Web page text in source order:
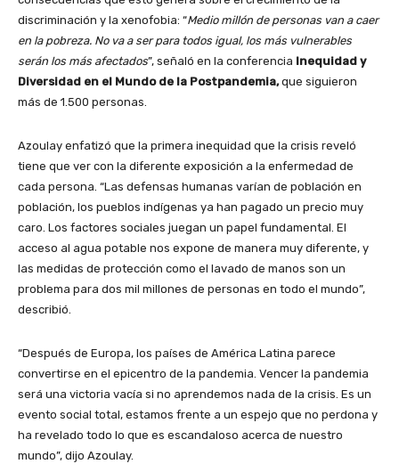
discriminación y la xenofobia: “Medio millón de personas van a caer
en la pobreza. No va a ser para todos igual, los más vulnerables
serán los más afectados”, señaló en la conferencia Inequidad y
Diversidad en el Mundo de la Postpandemia,que siguieron
más de 1.500 personas.
Azoulay enfatizó que la primera inequidad que la crisis reveló
tiene que ver con la diferente exposición a la enfermedad de
cada persona. “Las defensas humanas varían de población en
población, los pueblos indígenas ya han pagado un precio muy
caro. Los factores sociales juegan un papel fundamental. El
acceso al agua potable nos expone de manera muy diferente, y
las medidas de protección como el lavado de manos son un
problema para dos mil millones de personas en todo el mundo”,
describió.
“Después de Europa, los países de América Latina parece
convertirse en el epicentro de la pandemia. Vencer la pandemia
será una victoria vacía si no aprendemos nada de la crisis. Es un
evento social total, estamos frente a un espejo que no perdona y
ha revelado todo lo que es escandaloso acerca de nuestro
mundo”, dijo Azoulay.